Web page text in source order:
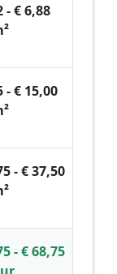
- € 6,88
- € 15,00
- € 37,50
- € 68,75